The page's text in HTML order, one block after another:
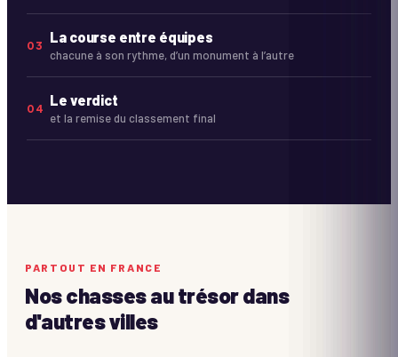
03 La course entre équipes
chacune à son rythme, d’un monument à l’autre
04 Le verdict
et la remise du classement final
PARTOUT EN FRANCE
Nos chasses au trésor dans
d'autres villes